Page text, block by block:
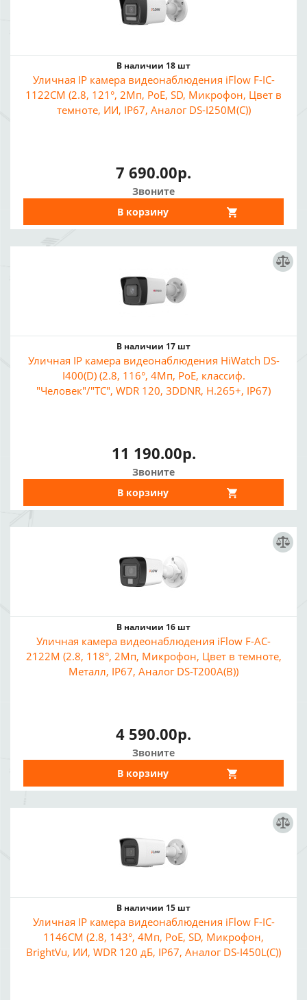
В наличии 18 шт
Уличная IP камера видеонаблюдения iFlow F-IC-
1122CM (2.8, 121°, 2Мп, PoE, SD, Микрофон, Цвет в
темноте, ИИ, IP67, Аналог DS-I250M(C))
7 690.00р.
Звоните
В корзину
В наличии 17 шт
Уличная IP камера видеонаблюдения HiWatch DS-
I400(D) (2.8, 116°, 4Мп, PoE, классиф.
"Человек"/"ТС", WDR 120, 3DDNR, H.265+, IP67)
11 190.00р.
Звоните
В корзину
В наличии 16 шт
Уличная камера видеонаблюдения iFlow F-AC-
2122M (2.8, 118°, 2Мп, Микрофон, Цвет в темноте,
Металл, IP67, Аналог DS-T200A(B))
4 590.00р.
Звоните
В корзину
В наличии 15 шт
Уличная IP камера видеонаблюдения iFlow F-IC-
1146CM (2.8, 143°, 4Мп, PoE, SD, Микрофон,
BrightVu, ИИ, WDR 120 дБ, IP67, Аналог DS-I450L(C))